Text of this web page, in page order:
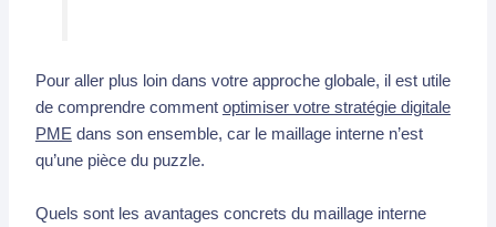
Pour aller plus loin dans votre approche globale, il est utile
de comprendre comment optimiser votre stratégie digitale
PMEdans son ensemble, car le maillage interne n’est
qu’une pièce du puzzle.
Quels sont les avantages concrets du maillage interne